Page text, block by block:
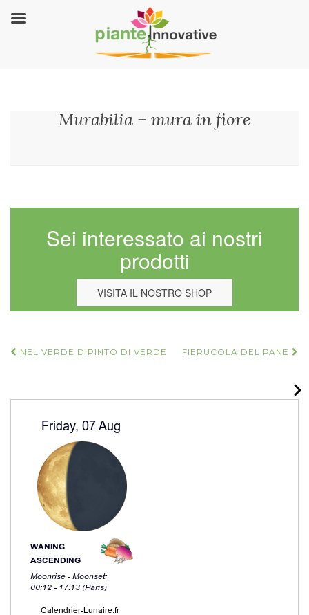
Murabilia – mura in fiore
Sei interessato ai nostri
prodotti
VISITA IL NOSTRO SHOP
Navigazione
NEL VERDE DIPINTO DI VERDE FIERUCOLA DEL PANE